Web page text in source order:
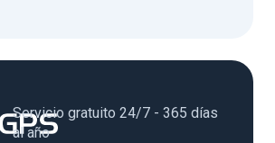
Servicio gratuito 24/7 - 365 días
al año